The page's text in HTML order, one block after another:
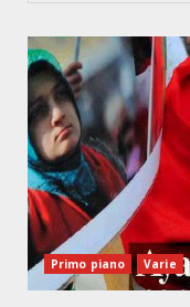
Primo piano Varie